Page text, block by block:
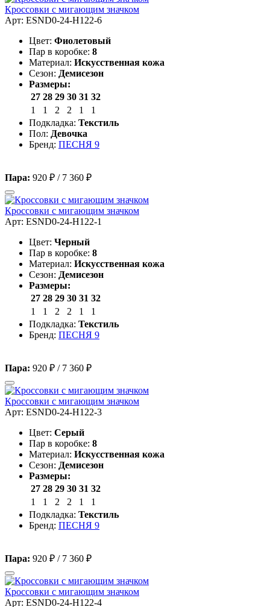
Кроссовки с мигающим значком
Арт: ESND0-24-H122-6
Цвет: Фиолетовый
Пар в коробке: 8
Материал: Искусственная кожа
Сезон: Демисезон
Размеры:
27 28 29 30 31 32
1
1 2 2 1
1
Подкладка: Текстиль
Пол: Девочка
Бренд: ПЕСНЯ 9
Пара: 920 ₽ / 7 360 ₽
Кроссовки с мигающим значком
Арт: ESND0-24-H122-1
Цвет: Черный
Пар в коробке: 8
Материал: Искусственная кожа
Сезон: Демисезон
Размеры:
27 28 29 30 31 32
1
1 2 2 1
1
Подкладка: Текстиль
Бренд: ПЕСНЯ 9
Пара: 920 ₽ / 7 360 ₽
Кроссовки с мигающим значком
Арт: ESND0-24-H122-3
Цвет: Серый
Пар в коробке: 8
Материал: Искусственная кожа
Сезон: Демисезон
Размеры:
27 28 29 30 31 32
1
1 2 2 1
1
Подкладка: Текстиль
Бренд: ПЕСНЯ 9
Пара: 920 ₽ / 7 360 ₽
Кроссовки с мигающим значком
Арт: ESND0-24-H122-4